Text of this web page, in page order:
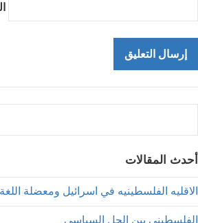
أحدث المقالات
الاقليه الفلسطينيه في اسرائيل ومعضلة
الفلسطيني بين الحل السياسي